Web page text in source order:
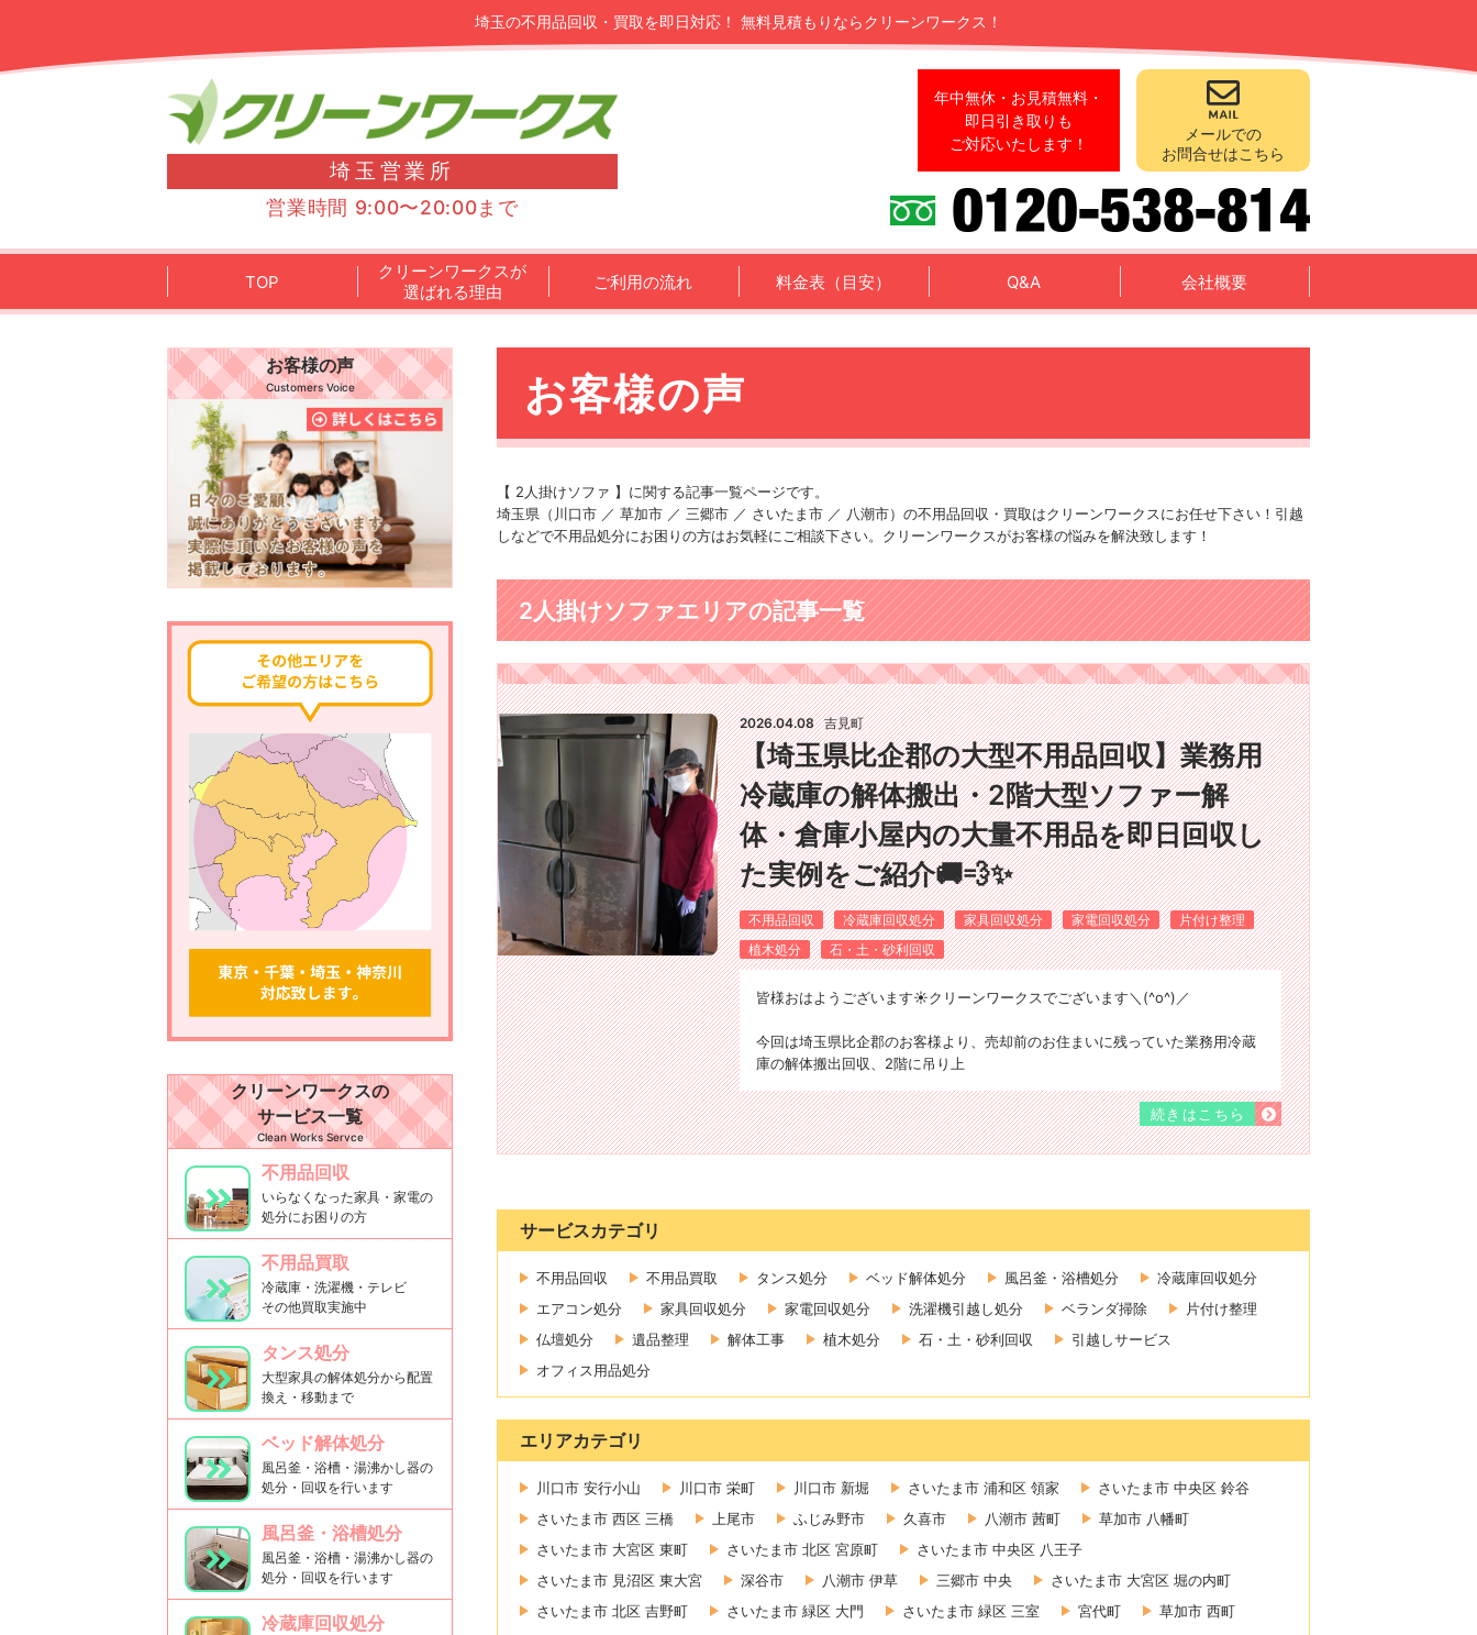
埼玉の不用品回収・買取を即日対応！ 無料見積もりならクリーンワークス！
埼玉営業所
営業時間 9:00〜20:00まで
年中無休・お見積無料・
即日引き取りも
ご対応いたします！
メールでの
お問合せはこちら
TOP
クリーンワークスが
選ばれる理由
ご利用の流れ 料金表（目安） Q&A 会社概要
お客様の声
【 2人掛けソファ 】に関する記事一覧ページです。
埼玉県（川口市 ／ 草加市 ／ 三郷市 ／ さいたま市 ／ 八潮市）の不用品回収・買取はクリーンワークスにお任せ下さい！引越
しなどで不用品処分にお困りの方はお気軽にご相談下さい。クリーンワークスがお客様の悩みを解決致します！
2人掛けソファエリアの記事一覧
2026.04.08 吉見町
【埼玉県比企郡の大型不用品回収】業務用
冷蔵庫の解体搬出・2階大型ソファー解
体・倉庫小屋内の大量不用品を即日回収し
た実例をご紹介🚚💨✨
不用品回収 冷蔵庫回収処分 家具回収処分 家電回収処分
片付け整理
植木処分
石・土・砂利回収
皆様おはようございます☀️クリーンワークスでございます＼(^o^)／
今回は埼玉県比企郡のお客様より、売却前のお住まいに残っていた業務用冷蔵
庫の解体搬出回収、2階に吊り上
続きはこちら
サービスカテゴリ
不用品回収 不用品買取 タンス処分 ベッド解体処分 風呂釜・浴槽処分
冷蔵庫回収処分
エアコン処分
家具回収処分 家電回収処分 洗濯機引越し処分 ベランダ掃除
片付け整理
仏壇処分
遺品整理 解体工事 植木処分 石・土・砂利回収
引越しサービス
オフィス用品処分
エリアカテゴリ
川口市 安行小山 川口市 栄町 川口市 新堀 さいたま市 浦和区 領家
さいたま市 中央区 鈴谷
さいたま市 西区 三橋
上尾市 ふじみ野市 久喜市 八潮市 茜町
草加市 八幡町
さいたま市 大宮区 東町
さいたま市 北区 宮原町
さいたま市 中央区 八王子
さいたま市 見沼区 東大宮
深谷市 八潮市 伊草 三郷市 中央
さいたま市 大宮区 堀の内町
さいたま市 北区 吉野町
さいたま市 緑区 大門 さいたま市 緑区 三室 宮代町
草加市 西町
お客様の声
Customers Voice
クリーンワークスの
サービス一覧
Clean Works Servce
不用品回収
いらなくなった家具・家電の
処分にお困りの方
不用品買取
冷蔵庫・洗濯機・テレビ
その他買取実施中
タンス処分
大型家具の解体処分から配置
換え・移動まで
ベッド解体処分
風呂釜・浴槽・湯沸かし器の
処分・回収を行います
風呂釜・浴槽処分
風呂釜・浴槽・湯沸かし器の
処分・回収を行います
冷蔵庫回収処分